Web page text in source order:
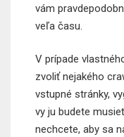
vám
veľa času.
V prípade
zvoliť nejakého
vstupné stránky,
vy ju budete
nechcete, aby sa